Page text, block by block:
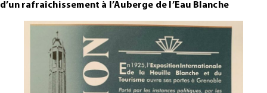
d’un rafraîchissement à l’Auberge de l’Eau Blanche